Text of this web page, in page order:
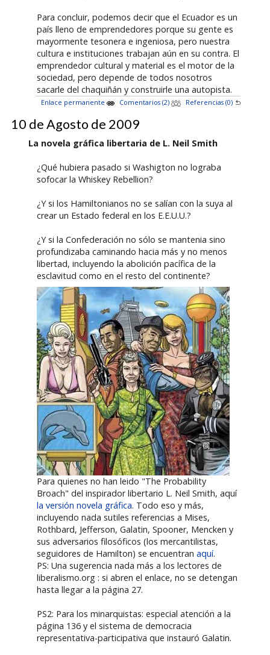
Para concluir, podemos decir que el Ecuador es un
país lleno de emprendedores porque su gente es
mayormente tesonera e ingeniosa, pero nuestra
cultura e instituciones trabajan aún en su contra. El
emprendedor cultural y material es el motor de la
sociedad, pero depende de todos nosotros
sacarle del chaquiñán y construirle una autopista.
Enlace permanente Comentarios (2) Referencias (0)
10 de Agosto de 2009
La novela gráfica libertaria de L. Neil Smith
¿Qué hubiera pasado si Washigton no lograba
sofocar la Whiskey Rebellion?
¿Y si los Hamiltonianos no se salían con la suya al
crear un Estado federal en los E.E.U.U.?
¿Y si la Confederación no sólo se mantenia sino
profundizaba caminando hacia más y no menos
libertad, incluyendo la abolición pacífica de la
esclavitud como en el resto del continente?
Para quienes no han leido "The Probability
Broach" del inspirador libertario L. Neil Smith, aquí
la versión novela gráfica. Todo eso y más,
incluyendo nada sutiles referencias a Mises,
Rothbard, Jefferson, Galatin, Spooner, Mencken y
sus adversarios filosóficos (los mercantilistas,
seguidores de Hamilton) se encuentranaquí.
PS: Una sugerencia nada más a los lectores de
liberalismo.org : si abren el enlace, no se detengan
hasta llegar a la página 27.
PS2: Para los minarquistas: especial atención a la
página 136 y el sistema de democracia
representativa-participativa que instauró Galatin.